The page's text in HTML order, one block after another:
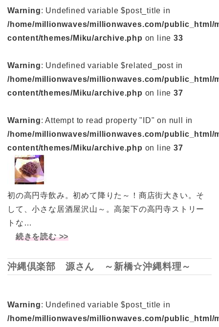
Warning: Undefined variable $post_title in
/home/millionwaves/millionwaves.com/public_html/
content/themes/Miku/archive.php on line33
Warning: Undefined variable $related_post in
/home/millionwaves/millionwaves.com/public_html/
content/themes/Miku/archive.php on line37
Warning: Attempt to read property "ID" on null in
/home/millionwaves/millionwaves.com/public_html/
content/themes/Miku/archive.php on line37
初の高円寺飲み。初めて降りた～！商店街大きい。そ
して、小さな居酒屋沢山～。高架下の高円寺ストリー
トな…
続きを読む >>
沖縄倶楽部 源さん ～新橋☆沖縄料理～
Warning: Undefined variable $post_title in
/home/millionwaves/millionwaves.com/public_html/